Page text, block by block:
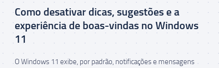
Como desativar dicas, sugestões e a
experiência de boas-vindas no Windows
11
O Windows 11 exibe, por padrão, notificações e mensagens